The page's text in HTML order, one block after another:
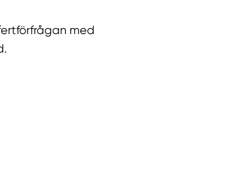
med